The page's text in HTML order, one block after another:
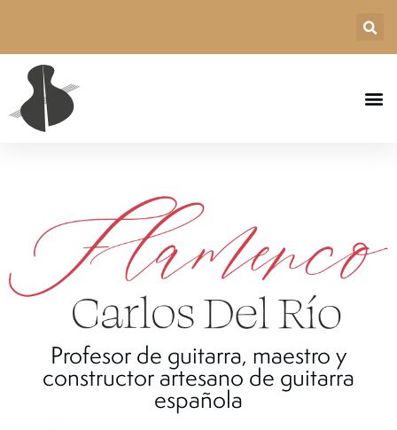
Profesor de guitarra, maestro y
constructor artesano de guitarra
española